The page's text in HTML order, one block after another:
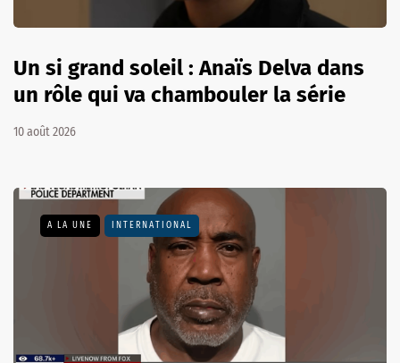
Un si grand soleil : Anaïs Delva dans
un rôle qui va chambouler la série
10 août 2026
A LA UNE INTERNATIONAL